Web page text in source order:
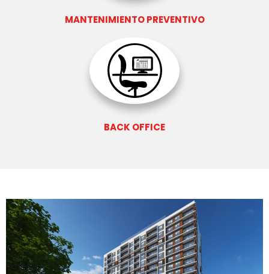
MANTENIMIENTO PREVENTIVO
BACK OFFICE